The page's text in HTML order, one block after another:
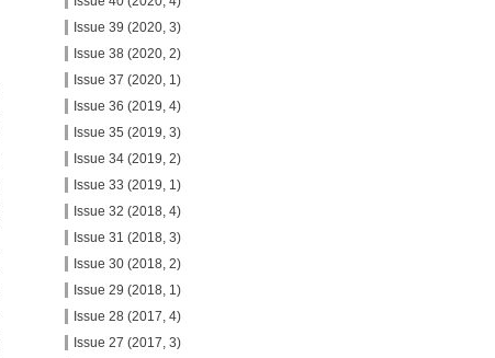
Issue 39 (2020, 3)
Issue 38 (2020, 2)
Issue 37 (2020, 1)
Issue 36 (2019, 4)
Issue 35 (2019, 3)
Issue 34 (2019, 2)
Issue 33 (2019, 1)
Issue 32 (2018, 4)
Issue 31 (2018, 3)
Issue 30 (2018, 2)
Issue 29 (2018, 1)
Issue 28 (2017, 4)
Issue 27 (2017, 3)